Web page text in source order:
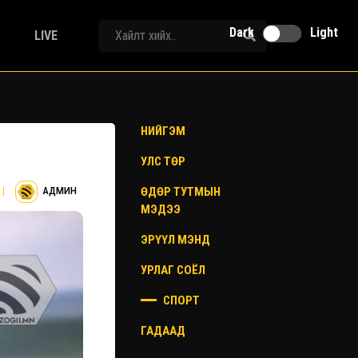
LIVE Dark Light
| АДМИН
НИЙГЭМ
УЛС ТӨР
ӨДӨР ТУТМЫН
МЭДЭЭ
ЭРҮҮЛ МЭНД
УРЛАГ СОЁЛ
СПОРТ
ГАДААД